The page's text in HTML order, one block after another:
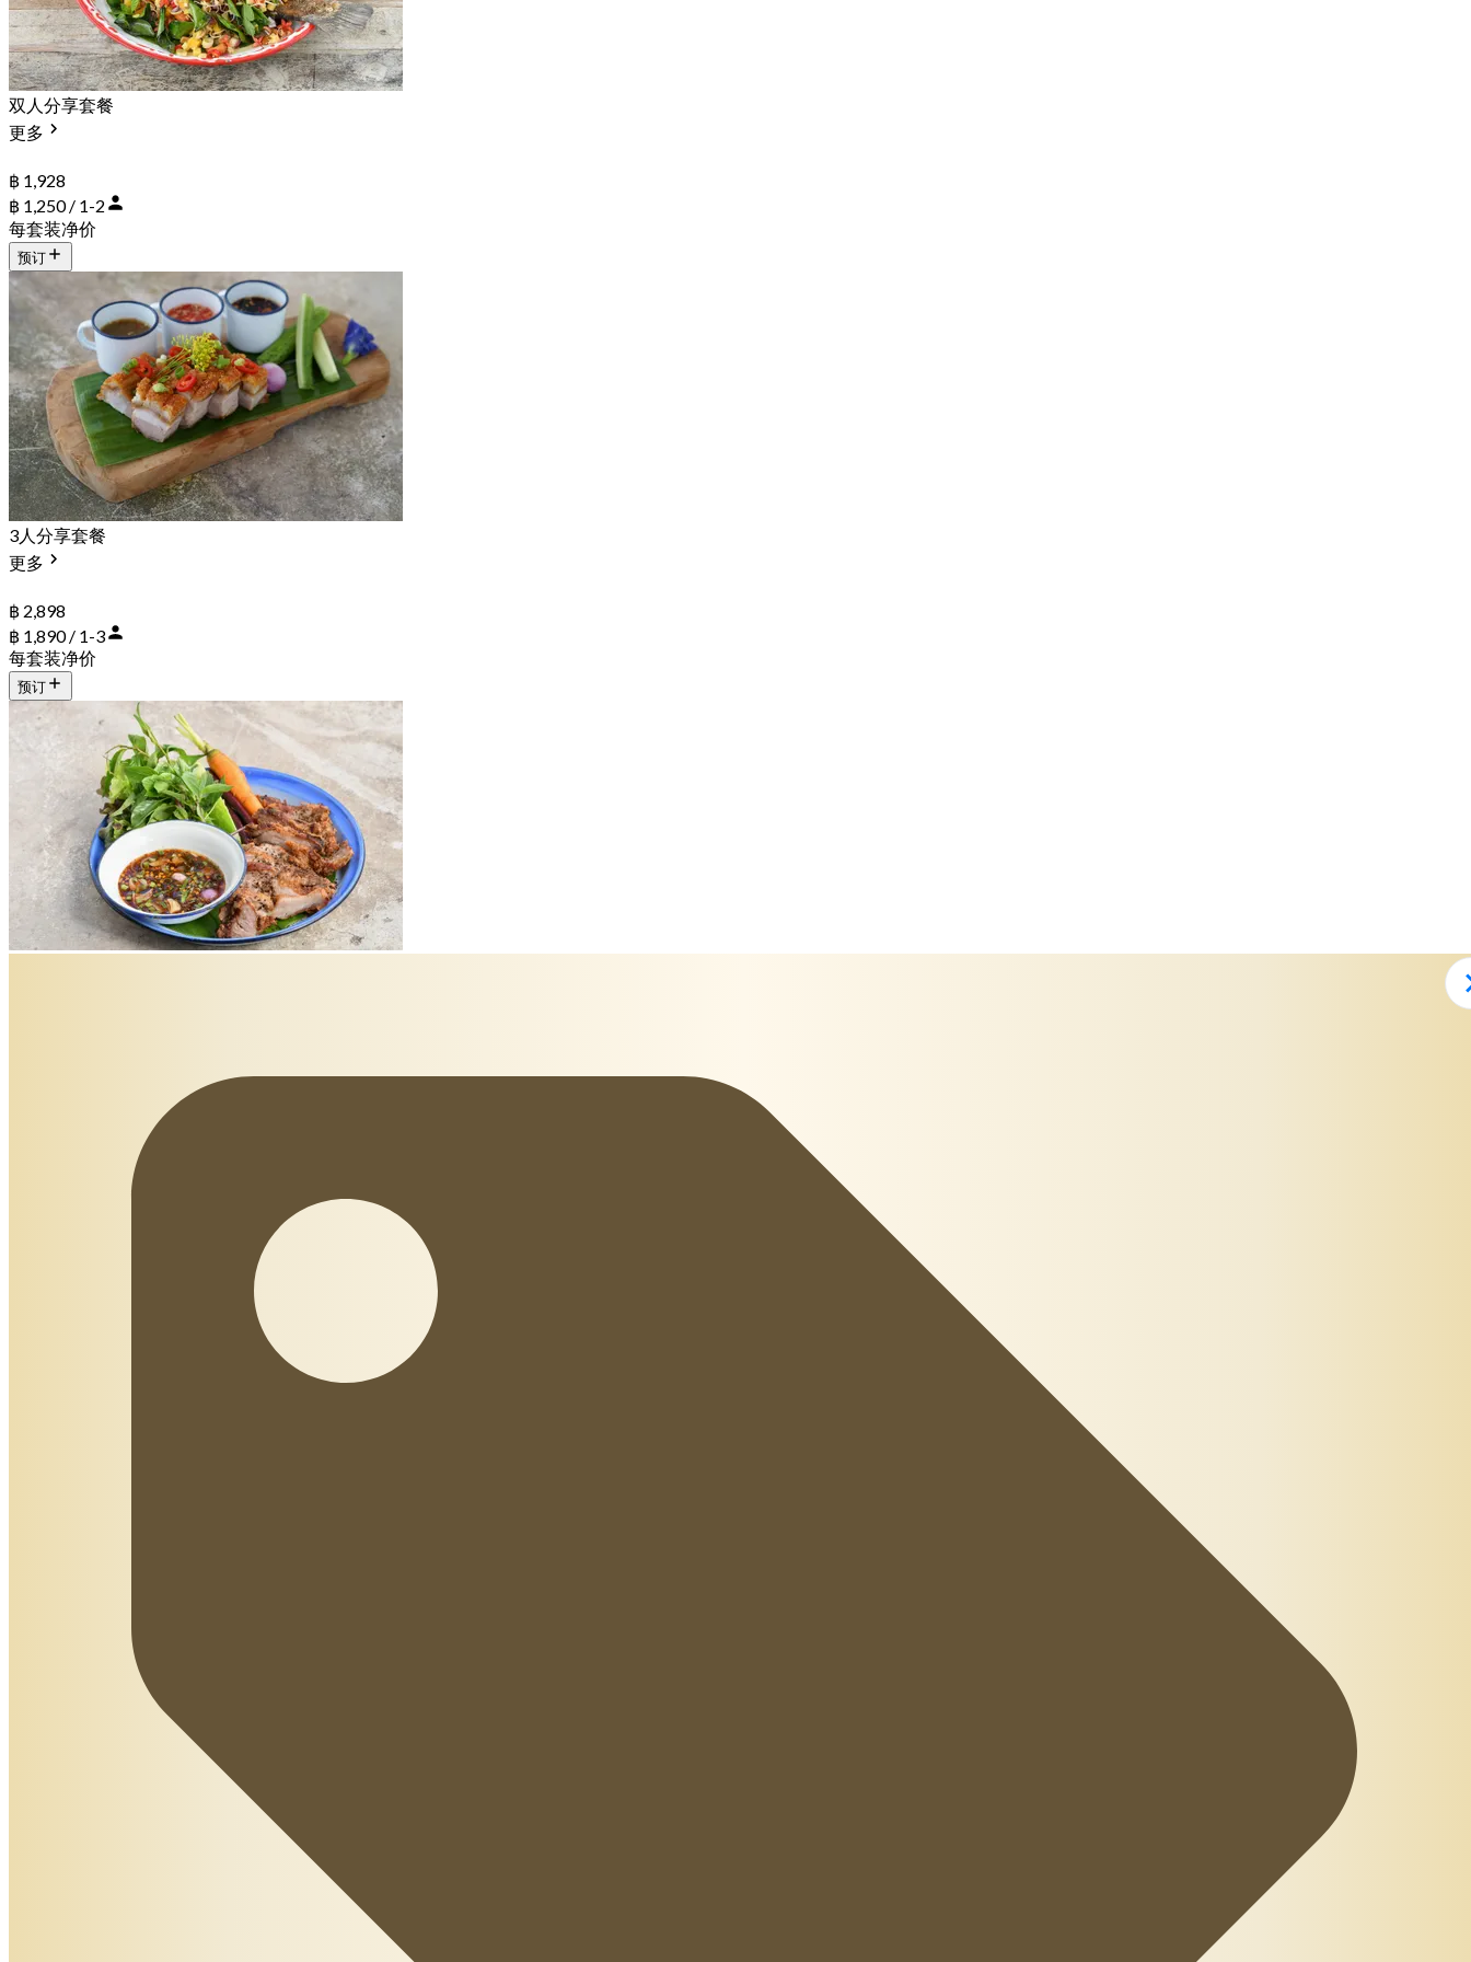
双人分享套餐
更多
฿ 1,928
฿ 1,250 / 1-2
每套装净价
预订
3人分享套餐
更多
฿ 2,898
฿ 1,890 / 1-3
每套装净价
预订